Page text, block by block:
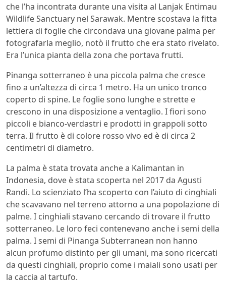
che l’ha incontrata durante una visita al Lanjak Entimau
Wildlife Sanctuary nel Sarawak. Mentre scostava la fitta
lettiera di foglie che circondava una giovane palma per
fotografarla meglio, notò il frutto che era stato rivelato.
Era l’unica pianta della zona che portava frutti.
Pinanga sotterraneo è una piccola palma che cresce
fino a un’altezza di circa 1 metro. Ha un unico tronco
coperto di spine. Le foglie sono lunghe e strette e
crescono in una disposizione a ventaglio. I fiori sono
piccoli e bianco-verdastri e prodotti in grappoli sotto
terra. Il frutto è di colore rosso vivo ed è di circa 2
centimetri di diametro.
La palma è stata trovata anche a Kalimantan in
Indonesia, dove è stata scoperta nel 2017 da Agusti
Randi. Lo scienziato l’ha scoperto con l’aiuto di cinghiali
che scavavano nel terreno attorno a una popolazione di
palme. I cinghiali stavano cercando di trovare il frutto
sotterraneo. Le loro feci contenevano anche i semi della
palma. I semi di Pinanga Subterranean non hanno
alcun profumo distinto per gli umani, ma sono ricercati
da questi cinghiali, proprio come i maiali sono usati per
la caccia al tartufo.